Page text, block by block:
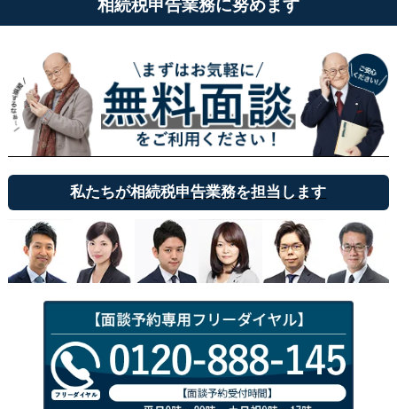
相続税申告業務に努めます
私たちが相続税申告業務を担当します